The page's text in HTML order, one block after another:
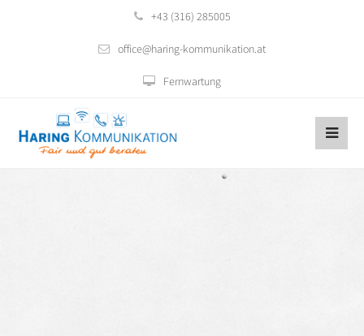
+43 (316) 285005
office@haring-kommunikation.at
Fernwartung